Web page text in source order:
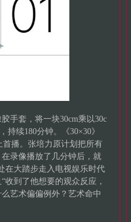
手套，将一块30cm乘以30c
续180分钟。《30×30》
首播。张培力原计划把所有
录像播放了几分钟后，就
在大踏步走入电视娱乐时代
收到了他想要的观众反应，
艺术偏偏例外？艺术命中